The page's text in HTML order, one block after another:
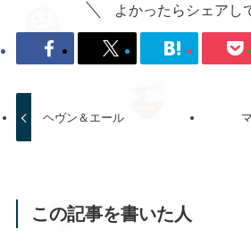
よかったらシェアし
ヘヴン＆エール
この記事を書いた人